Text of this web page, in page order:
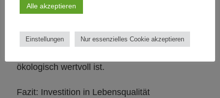
achtet darauf, umweltfreundliche Materialien zu
fördern. Er hilft Ihnen dabei, einen Garten zu
ökologisch wertvoll ist.
Fazit: Investition in Lebensqualität
Alle akzeptieren
Einstellungen Nur essenzielles Cookie akzeptieren